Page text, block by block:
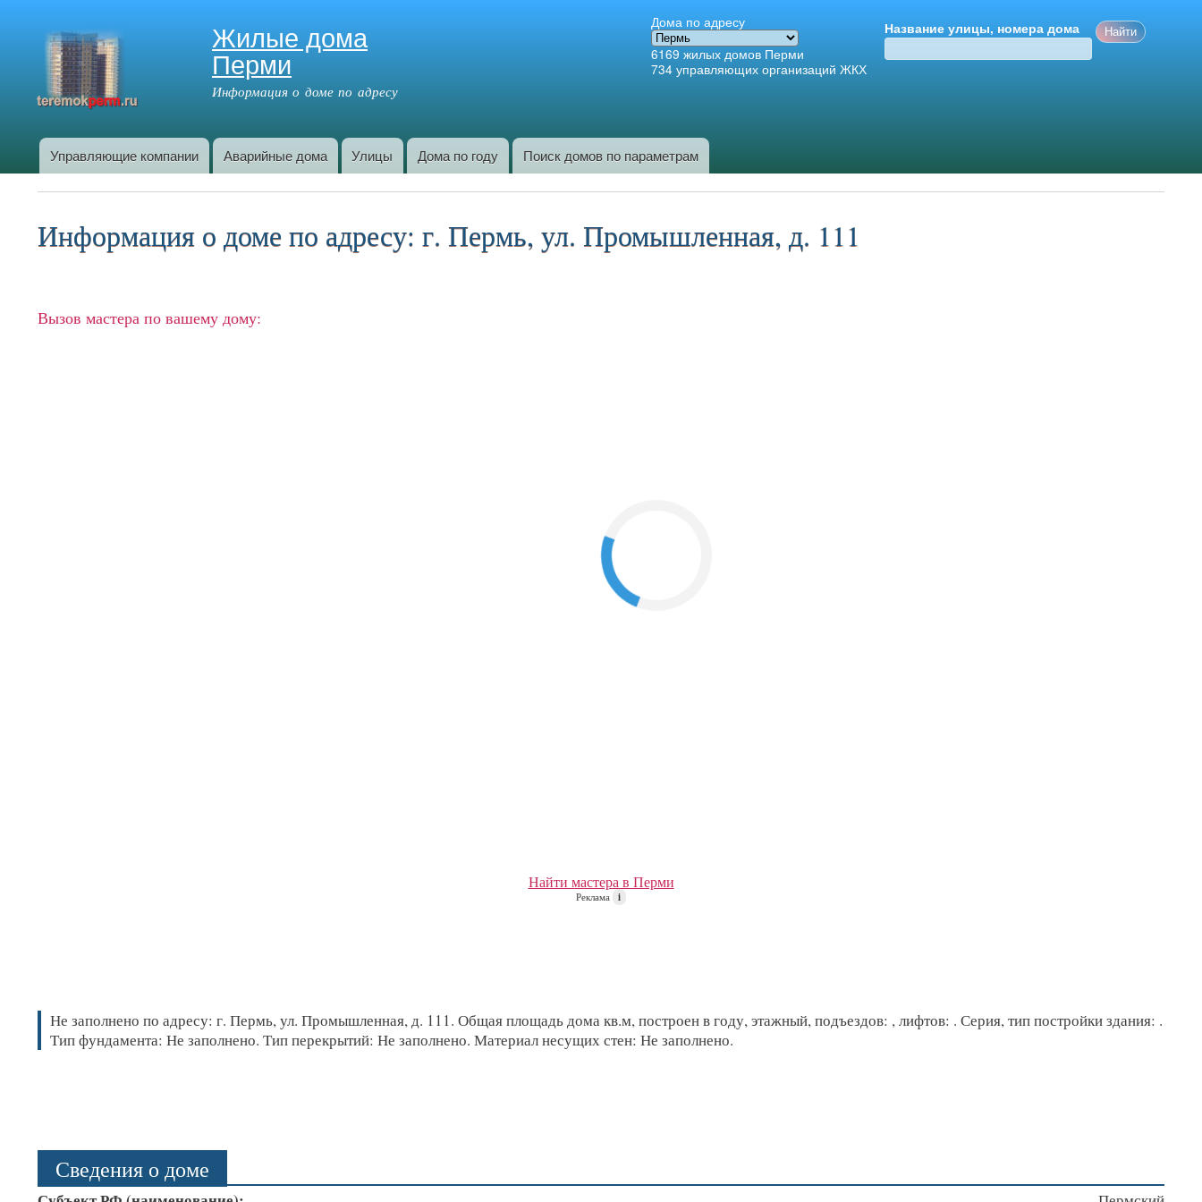
Жилые дома
Перми
Информация о доме по адресу
Дома по адресу
6169 жилых домов Перми
734 управляющих организаций ЖКХ
Название улицы, номера дома
Главное меню
Управляющие компании Аварийные дома Улицы Дома по году Поиск домов по параметрам
Информация о доме по адресу: г. Пермь, ул. Промышленная, д. 111
Вызов мастера по вашему дому:
Найти мастера в Перми
Реклама i
Не заполнено по адресу: г. Пермь, ул. Промышленная, д. 111. Общая площадь дома кв.м, построен в году, этажный, подъездов: , лифтов: . Серия, тип постройки здания: .
Тип фундамента: Не заполнено. Тип перекрытий: Не заполнено. Материал несущих стен: Не заполнено.
Сведения о доме